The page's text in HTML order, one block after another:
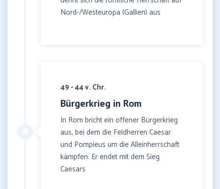
Nord-/Westeuropa (Gallien) aus
49 - 44 v. Chr.
Bürgerkrieg in Rom
In Rom bricht ein offener Bürgerkrieg
aus, bei dem die Feldherren Caesar
und Pompieus um die Alleinherrschaft
kämpfen. Er endet mit dem Sieg
Caesars